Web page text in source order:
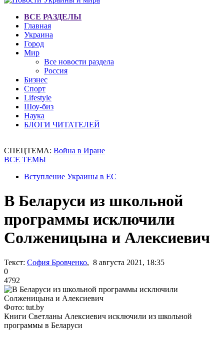
ВСЕ РАЗДЕЛЫ
Главная
Украина
Город
Мир
Все новости раздела
Россия
Бизнес
Спорт
Lifestyle
Шоу-биз
Наука
БЛОГИ ЧИТАТЕЛЕЙ
СПЕЦТЕМА: Война в Иране
ВСЕ ТЕМЫ
Вступление Украины в ЕС
В Беларуси из школьной
программы исключили
Солженицына и Алексиевич
Текст: София Бровченко, 8 августа 2021, 18:35
0
4792
Фото: tut.by
Книги Светланы Алексиевич исключили из школьной
программы в Беларуси